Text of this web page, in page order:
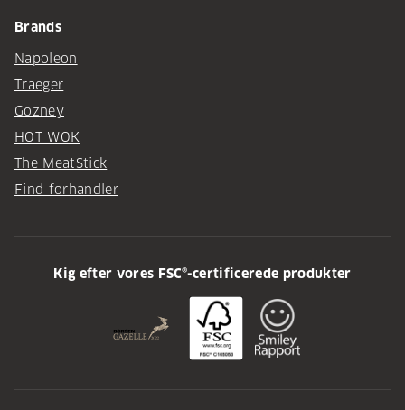
Brands
Napoleon
Traeger
Gozney
HOT WOK
The MeatStick
Find forhandler
Kig efter vores FSC®-certificerede produkter